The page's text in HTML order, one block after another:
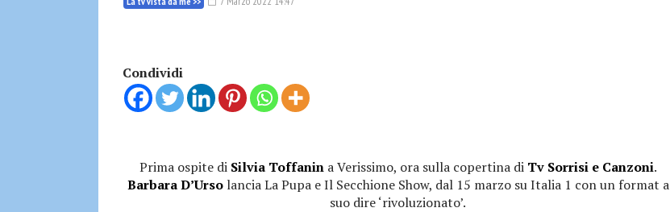
Condividi
Prima ospite di Silvia Toffanina Verissimo, ora sulla copertina di Tv Sorrisi e Canzoni.
Barbara D’Ursolancia La Pupa e Il Secchione Show, dal 15 marzo su Italia 1 con un format a
suo dire ‘rivoluzionato’.